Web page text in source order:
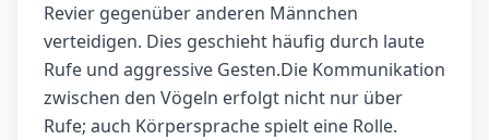
Revier gegenüber anderen Männchen
verteidigen. Dies geschieht häufig durch laute
Rufe und aggressive Gesten.Die Kommunikation
zwischen den Vögeln erfolgt nicht nur über
Rufe; auch Körpersprache spielt eine Rolle.